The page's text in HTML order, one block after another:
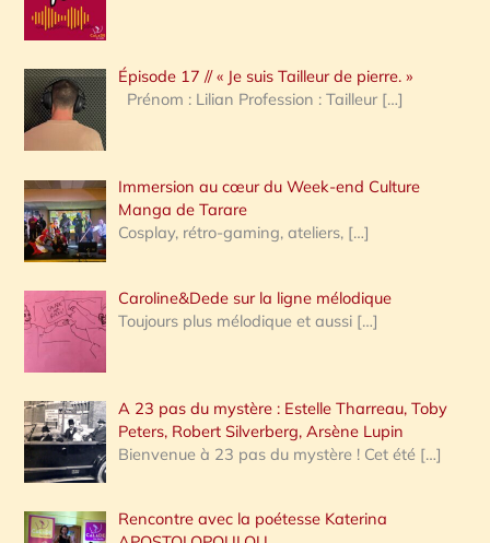
r
c
h
e
:
Épisode 17 // « Je suis Tailleur de pierre. »
Prénom : Lilian Profession : Tailleur […]
Immersion au cœur du Week-end Culture
Manga de Tarare
Cosplay, rétro-gaming, ateliers, […]
Caroline&Dede sur la ligne mélodique
Toujours plus mélodique et aussi […]
A 23 pas du mystère : Estelle Tharreau, Toby
Peters, Robert Silverberg, Arsène Lupin
Bienvenue à 23 pas du mystère ! Cet été […]
Rencontre avec la poétesse Katerina